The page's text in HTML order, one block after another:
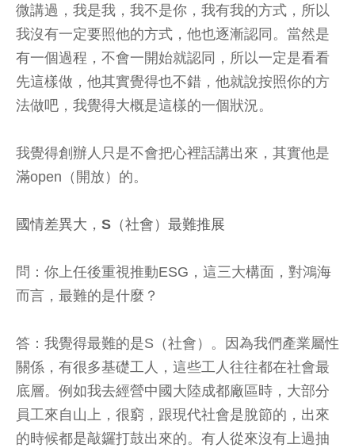
微講過，我是我，我不是你，我有我的方式，所以
我沒有一定要照他的方式，他也逐漸認同。當然是
有一個過程，不會一開始就認同，所以一定是看看
先這樣做，他其實覺得也不錯，他就說按照你的方
法做吧，我覺得大概是這樣的一個狀況。
我覺得創辦人只是不會把心裡話講出來，其實他是
滿open（開放）的。
國情差異大，S（社會）最難推展
問：你上任後重視推動ESG，這三大構面，對鴻海
而言，最難的是什麼？
答：我覺得最難的是S（社會）。因為我們產業屬性
關係，有很多基礎工人，這些工人往往都在社會最
底層。例如我去經營中國大陸成都廠區時，大部分
員工來自山上，很窮，跟現代社會是脫節的，出來
的時候都是敲鑼打鼓出來的。有人從來沒有上過抽